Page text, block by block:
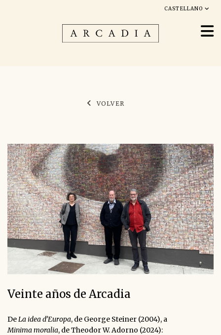
CASTELLANO
VOLVER
Veinte años de Arcadia
DeLa idea d’Europa, de George Steiner (2004), a
Minima moralia, de Theodor W. Adorno (2024):